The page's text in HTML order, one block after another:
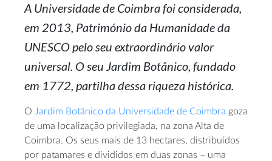
A Universidade de Coimbra foi considerada,
em 2013, Património da Humanidade da
UNESCO pelo seu extraordinário valor
universal. O seu Jardim Botânico, fundado
em 1772, partilha dessa riqueza histórica.
O Jardim Botânico da Universidade de Coimbra goza
de uma localização privilegiada, na zona Alta de
Coimbra. Os seus mais de 13 hectares, distribuídos
por patamares e divididos em duas zonas – uma